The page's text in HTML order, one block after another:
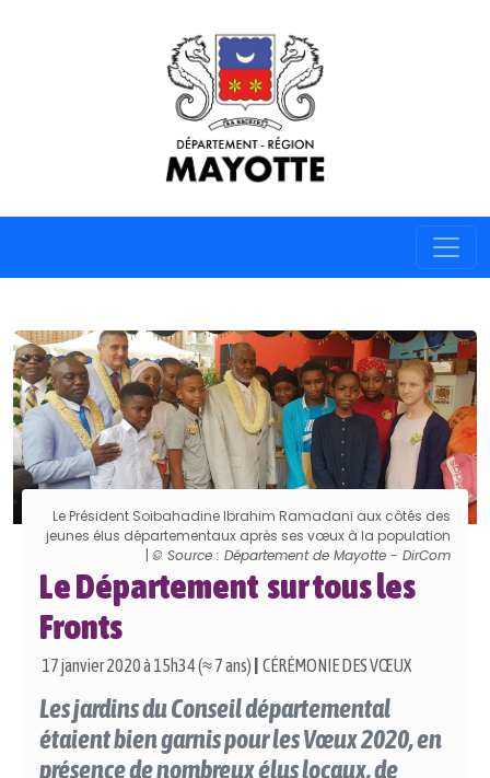
Le Président Soibahadine Ibrahim Ramadani aux côtés des
jeunes élus départementaux après ses vœux à la population
| © Source : Département de Mayotte - DirCom
Le Département sur tous les
Fronts
17 janvier 2020 à 15h34 (≈ 7 ans) CÉRÉMONIE DES VŒUX
Les jardins du Conseil départemental
étaient bien garnis pour les Vœux 2020, en
présence de nombreux élus locaux, de